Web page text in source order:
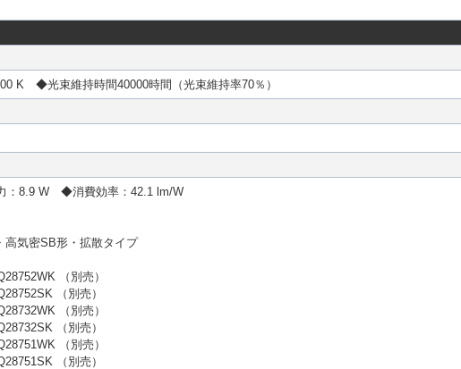
K ◆光束維持時間40000時間（光束維持率70％）
8.9 W ◆消費効率：42.1 lm/W
気密SB形・拡散タイプ
（別売）
（別売）
（別売）
（別売）
（別売）
（別売）